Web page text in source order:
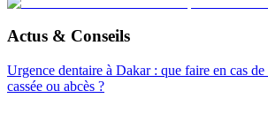
Actus & Conseils
Urgence dentaire à Dakar : que faire en cas de
cassée ou abcès ?